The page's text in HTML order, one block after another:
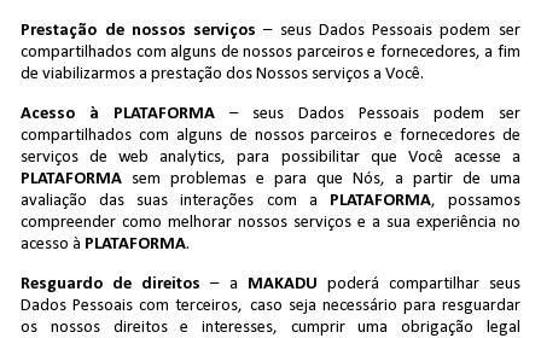
Prestação de nossos serviços – seus Dados Pessoais podem ser
compartilhados com alguns de nossos parceiros e fornecedores, a fim
de viabilizarmos a prestação dos Nossos serviços a Você.
Acesso à PLATAFORMA – seus Dados Pessoais podem ser
compartilhados com alguns de nossos parceiros e fornecedores de
serviços de web analytics, para possibilitar que Você acesse a
PLATAFORMA sem problemas e para que Nós, a partir de uma
avaliação das suas interações com a PLATAFORMA, possamos
compreender como melhorar nossos serviços e a sua experiência no
acesso à PLATAFORMA.
Resguardo de direitos – a MAKADU poderá compartilhar seus
Dados Pessoais com terceiros, caso seja necessário para resguardar
os nossos direitos e interesses, cumprir uma obrigação legal